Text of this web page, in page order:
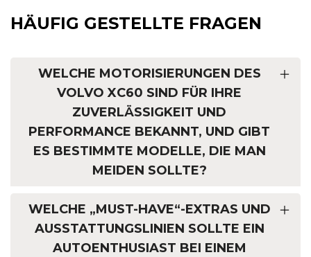
HÄUFIG GESTELLTE FRAGEN
WELCHE MOTORISIERUNGEN DES
VOLVO XC60 SIND FÜR IHRE
ZUVERLÄSSIGKEIT UND
PERFORMANCE BEKANNT, UND GIBT
ES BESTIMMTE MODELLE, DIE MAN
MEIDEN SOLLTE?
WELCHE „MUST-HAVE“-EXTRAS UND
AUSSTATTUNGSLINIEN SOLLTE EIN
AUTOENTHUSIAST BEI EINEM